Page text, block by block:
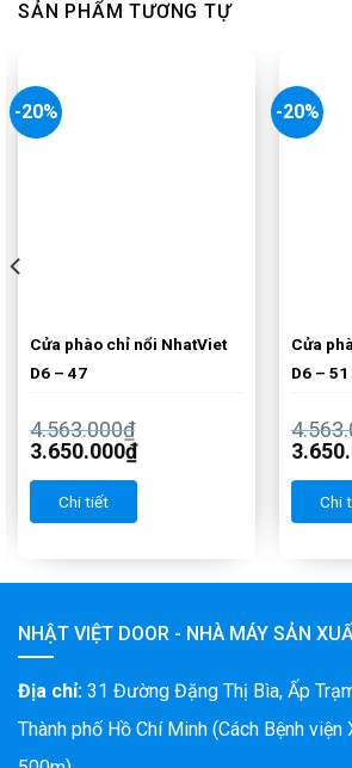
SẢN PHẨM TƯƠNG TỰ
-20%
Cửa phào chỉ nổi NhatViet
D6 – 47
4.563.000₫
3.650.000₫
Chi tiết
-20%
Cửa
D6 – 51
Chi
NHẬT VIỆT DOOR - NHÀ MÁY SẢN
Địa chỉ: 31 Đường Đặng Thị Bìa, Ấp
Thành phố Hồ Chí Minh (Cách Bệnh viện